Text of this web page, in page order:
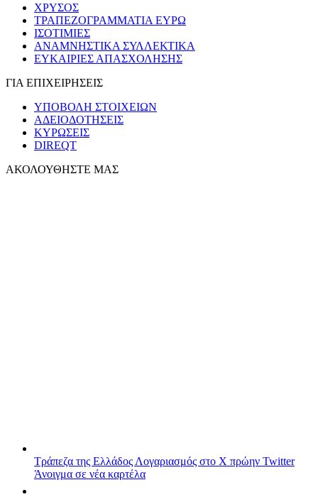
ΧΡΥΣΟΣ
ΤΡΑΠΕΖΟΓΡΑΜΜΑΤΙΑ ΕΥΡΩ
ΙΣΟΤΙΜΙΕΣ
ΑΝΑΜΝΗΣΤΙΚΑ ΣΥΛΛΕΚΤΙΚΑ
ΕΥΚΑΙΡΙΕΣ ΑΠΑΣΧΟΛΗΣΗΣ
ΓΙΑ ΕΠΙΧΕΙΡΗΣΕΙΣ
ΥΠΟΒΟΛΗ ΣΤΟΙΧΕΙΩΝ
ΑΔΕΙΟΔΟΤΗΣΕΙΣ
ΚΥΡΩΣΕΙΣ
DIREQT
ΑΚΟΛΟΥΘΗΣΤΕ ΜΑΣ
Τράπεζα της Ελλάδος Λογαριασμός στο X πρώην Twitter
Άνοιγμα σε νέα καρτέλα